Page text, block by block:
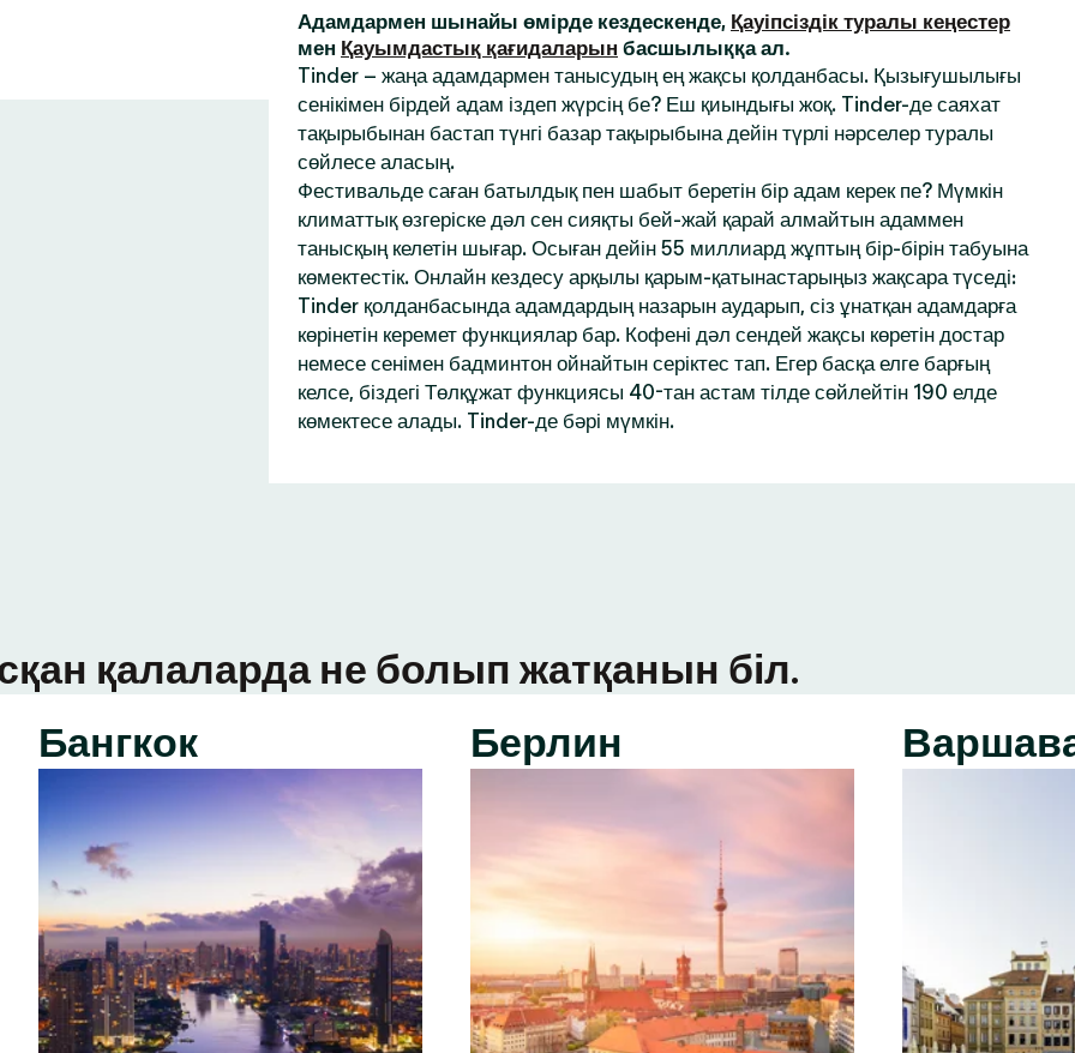
Адамдармен шынайы өмірде кездескенде, Қауіпсіздік туралы кеңестер
мен Қауымдастық қағидаларын басшылыққа ал.
Tinder – жаңа адамдармен танысудың ең жақсы қолданбасы. Қызығушылығы
сенікімен бірдей адам іздеп жүрсің бе? Еш қиындығы жоқ. Tinder-де саяхат
тақырыбынан бастап түнгі базар тақырыбына дейін түрлі нәрселер туралы
сөйлесе аласың.
Фестивальде саған батылдық пен шабыт беретін бір адам керек пе? Мүмкін
климаттық өзгеріске дәл сен сияқты бей-жай қарай алмайтын адаммен
танысқың келетін шығар. Осыған дейін 55 миллиард жұптың бір-бірін табуына
көмектестік. Онлайн кездесу арқылы қарым-қатынастарыңыз жақсара түседі:
Tinder қолданбасында адамдардың назарын аударып, сіз ұнатқан адамдарға
көрінетін керемет функциялар бар. Кофені дәл сендей жақсы көретін достар
немесе сенімен бадминтон ойнайтын серіктес тап. Егер басқа елге барғың
келсе, біздегі Төлқұжат функциясы 40-тан астам тілде сөйлейтін 190 елде
көмектесе алады. Tinder-де бәрі мүмкін.
қалаларда не болып жатқанын біл.
Бангкок
Берлин